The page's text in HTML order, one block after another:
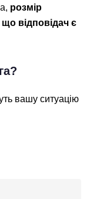
розмір
відповідач є
вашу ситуацію